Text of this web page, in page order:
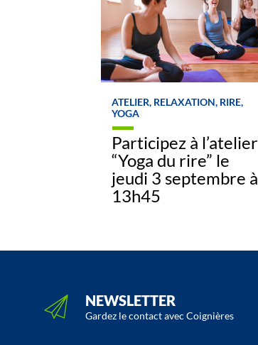
ATELIER, RELAXATION, RIRE,
YOGA
Participez à l’atelier
“Yoga du rire” le
jeudi 3 septembre à
13h45
NEWSLETTER
Gardez le contact avec Coignières